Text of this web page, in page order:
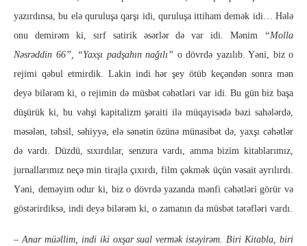
yazırdınsa, bu elə quruluşa qarşı idi, quruluşa ittiham demək idi… Hələ
onu demirəm ki, sırf satirik əsərlər də var idi. Mənim
“Molla
Nəsrəddin 66”, “Yaxşı padşahın nağılı” o dövrdə yazılıb. Yəni, biz o
rejimi qəbul etmirdik. Lakin indi hər şey ötüb keçəndən sonra mən
deyə bilərəm ki, o rejimin də müsbət cəhətləri var idi. Bu gün biz başa
düşürük ki, bu vəhşi kapitalizm şəraiti ilə müqayisədə bəzi sahələrdə,
məsələn, təhsil, səhiyyə, elə sənətin özünə münasibət də, yaxşı cəhətlər
də vardı. Düzdü, sıxırdılar, senzura vardı, amma bizim kitablarımız,
jurnallarımız neçə min tirajla çıxırdı, film çəkmək üçün vəsait ayrılırdı.
Yəni, deməyim odur ki, biz o dövrdə yazanda mənfi cəhətləri görür və
göstərirdiksə, indi deyə bilərəm ki, o zamanın da müsbət tərəfləri vardı.
–Anar müəllim, indi iki oxşar sual vermək istəyirəm. Biri Kitabla, biri